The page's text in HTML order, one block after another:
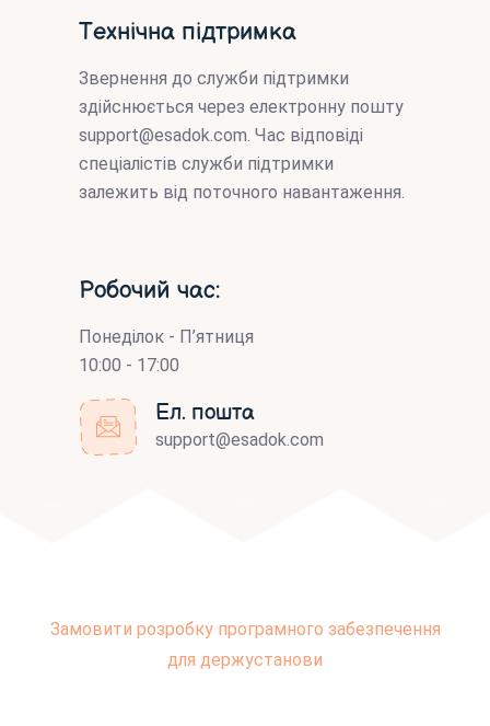
Технічна підтримка
Звернення до служби підтримки
здійснюється через електронну пошту
support@esadok.com. Час відповіді
спеціалістів служби підтримки
залежить від поточного навантаження.
Робочий час:
Понеділок - П’ятниця
10:00 - 17:00
Ел. пошта
support@esadok.com
Замовити розробку програмного забезпечення
для держустанови